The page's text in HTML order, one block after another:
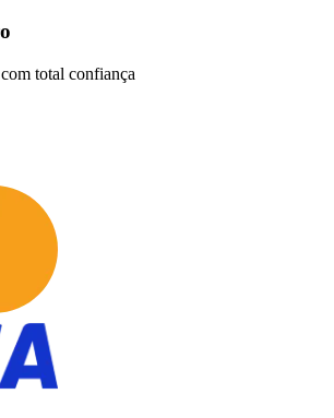
total confiança